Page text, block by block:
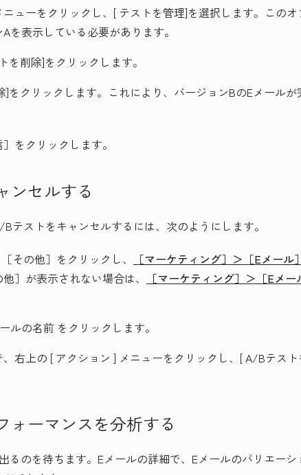
ニューをクリックし、[ テストを管理]を選択します。この
を表示している必要があります。
を削除]をクリックします。
]をクリックします。これにより、バージョンBのEメールが
］をクリックします。
ンセルする
テストをキャンセルするには、次のようにします。
［その他］をクリックし、 ［マーケティング］＞ ［Eメール］
他］が表示されない場合は、 ［マーケティング］＞ ［Eメー
ルの名前 をクリックします。
右上の [ アクション ] メニューをクリックし、[A/Bテスト
ォーマンスを分析する
るのを待ちます。Eメールの詳細で、Eメールのバリエーシ